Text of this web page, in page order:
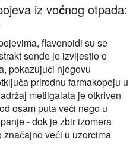
iz voćnog otpada:
flavonoidi su se
sonde je izvijestio o
pokazujući njegovu
prirodnu farmakopeju u
metilgalata je otkriven
osam puta veći nego u
- dok je zbir izomera
veći u uzorcima